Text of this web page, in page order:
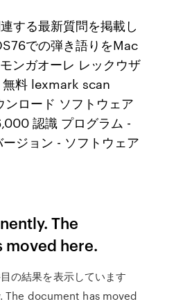
する最新質問を掲載し
での弾き語りをMac
ンガオーレ レックウザ
無料 lexmark scan
ロード ソフトウェア
認識 プログラム -
ジョン - ソフトウェア
The
moved here.
の結果を表示しています
The document has moved